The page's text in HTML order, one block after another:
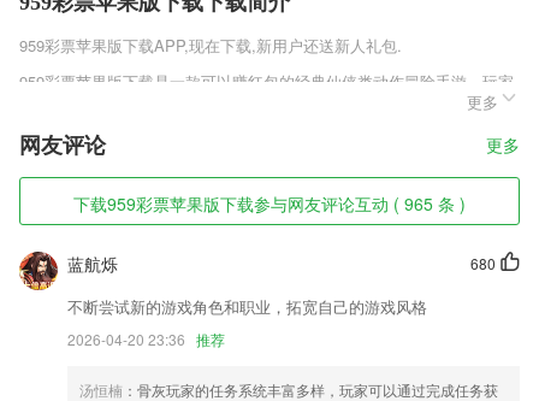
959彩票苹果版下载APP,现在下载,新用户还送新人礼包.
959彩票苹果版下载是一款可以赚红包的经典仙侠类动作冒险手游，玩家
为了赚取更多的也是拼了命的进行提升等级，毕竟玩家的等级提升了才能
开启跟多的玩法，玩家才能通过这些玩法来赚取更多的红包，拥有红包就
可以购买自己喜欢的东西。
959彩票苹果版下载软件特色
1,线上阅读新闻资讯，发布阅读评论表达看法观点；
2,支持多榜单的推荐，新小说任你去2265搜索，百万免费小说。
3,低价：购买价高于门市价，双倍差额赔付
4,能智能分类管理相册，还能对图片进行自动的识别
更多
网友评论 更多
下载959彩票苹果版下载参与网友评论互动 ( 965 条 )
680
蓝航烁
不断尝试新的游戏角色和职业，拓宽自己的游戏风格
2026-04-20 23:36 推荐
汤恒楠 ：骨灰玩家的任务系统丰富多样，玩家可以通过完成任务获